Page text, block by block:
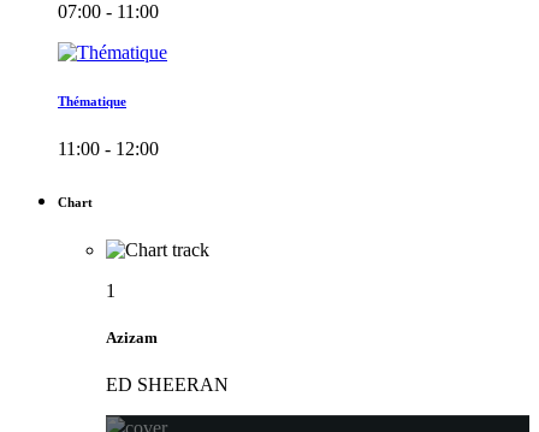
07:00 - 11:00
Thématique
11:00 - 12:00
Chart
1
Azizam
ED SHEERAN